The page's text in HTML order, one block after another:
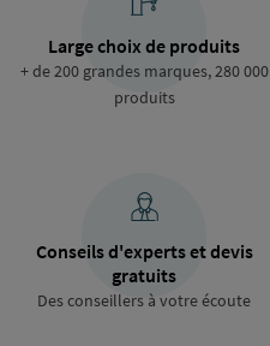
Large choix de produits
+ de 200 grandes marques, 280 000
produits
Conseils d'experts et devis
gratuits
Des conseillers à votre écoute